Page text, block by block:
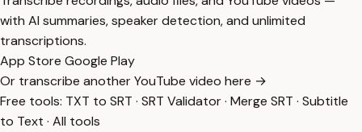
with AI summaries, speaker detection, and unlimited
transcriptions.
App Store Google Play
Or transcribe another YouTube video here →
Free tools: TXT to SRT · SRT Validator· Merge SRT · Subtitle
to Text · All tools